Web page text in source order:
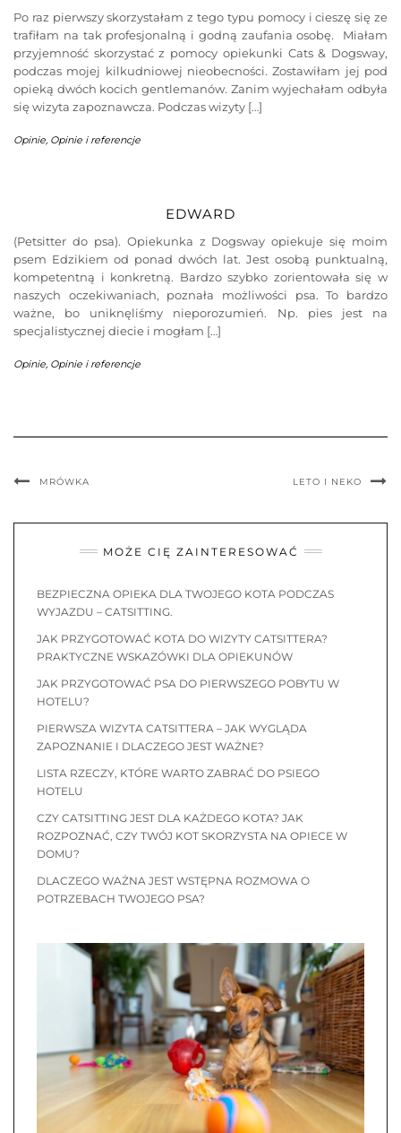
Po raz pierwszy skorzystałam z tego typu pomocy i cieszę się ze
trafiłam na tak profesjonalną i godną zaufania osobę. Miałam
przyjemność skorzystać z pomocy opiekunki Cats & Dogsway,
podczas mojej kilkudniowej nieobecności. Zostawiłam jej pod
opieką dwóch kocich gentlemanów. Zanim wyjechałam odbyła
się wizyta zapoznawcza. Podczas wizyty […]
Opinie Opinie i referencje
EDWARD
(Petsitter do psa). Opiekunka z Dogsway opiekuje się moim
psem Edzikiem od ponad dwóch lat. Jest osobą punktualną,
kompetentną i konkretną. Bardzo szybko zorientowała się w
naszych oczekiwaniach, poznała możliwości psa. To bardzo
ważne, bo uniknęliśmy nieporozumień. Np. pies jest na
specjalistycznej diecie i mogłam […]
Opinie Opinie i referencje
MRÓWKA LETO I NEKO
MOŻE CIĘ ZAINTERESOWAĆ
BEZPIECZNA OPIEKA DLA TWOJEGO KOTA PODCZAS
WYJAZDU – CATSITTING.
JAK PRZYGOTOWAĆ KOTA DO WIZYTY CATSITTERA?
PRAKTYCZNE WSKAZÓWKI DLA OPIEKUNÓW
JAK PRZYGOTOWAĆ PSA DO PIERWSZEGO POBYTU W
HOTELU?
PIERWSZA WIZYTA CATSITTERA – JAK WYGLĄDA
ZAPOZNANIE I DLACZEGO JEST WAŻNE?
LISTA RZECZY, KTÓRE WARTO ZABRAĆ DO PSIEGO
HOTELU
CZY CATSITTING JEST DLA KAŻDEGO KOTA? JAK
ROZPOZNAĆ, CZY TWÓJ KOT SKORZYSTA NA OPIECE W
DOMU?
DLACZEGO WAŻNA JEST WSTĘPNA ROZMOWA O
POTRZEBACH TWOJEGO PSA?